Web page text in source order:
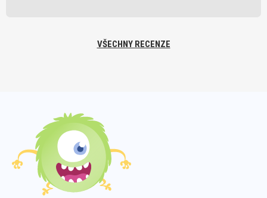
VŠECHNY RECENZE